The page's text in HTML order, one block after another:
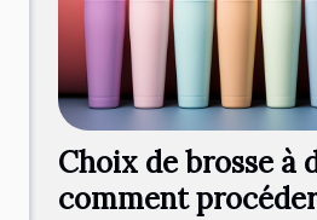
Choix de brosse à
comment